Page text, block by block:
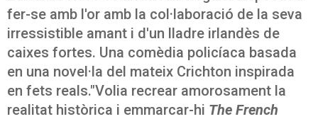
fer-se amb l'or amb la col·laboració de la seva
irressistible amant i d'un lladre irlandès de
caixes fortes. Una comèdia policíaca basada
en una novel·la del mateix Crichton inspirada
en fets reals."Volia recrear amorosament la
realitat històrica i emmarcar-hi The French